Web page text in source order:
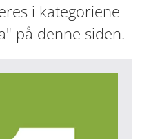
i kategoriene
på denne siden.